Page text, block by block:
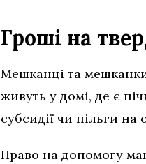
Гроші на
Мешканці та
живуть у домі, де є
субсидії чи пільги
Право на допомогу